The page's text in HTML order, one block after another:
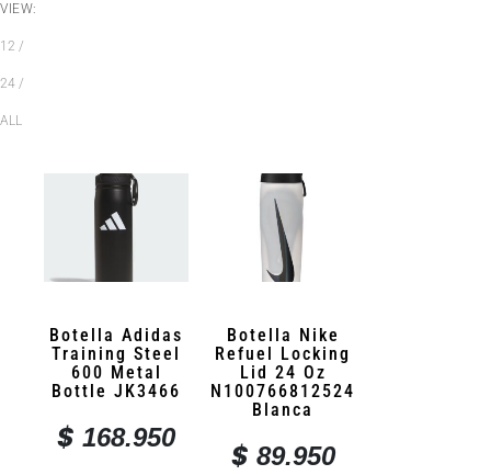
VIEW:
12
24
ALL
Botella Adidas
Training Steel
600 Metal
Bottle JK3466
$ 168.950
Botella Nike
Refuel Locking
Lid 24 Oz
N100766812524
Blanca
$ 89.950